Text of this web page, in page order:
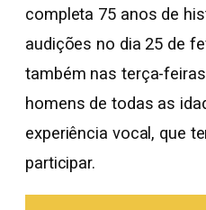
completa 75 anos de
audições no dia 25 de
também nas terça-
homens de todas as
experiência vocal, que
participar.